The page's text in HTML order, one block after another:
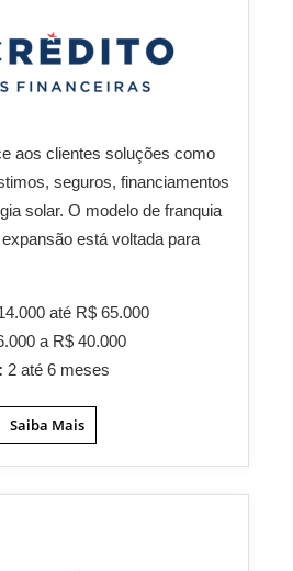
aos clientes soluções como
seguros, financiamentos
solar. O modelo de franquia
está voltada para
até R$ 65.000
a R$ 40.000
2 até 6 meses
Saiba Mais